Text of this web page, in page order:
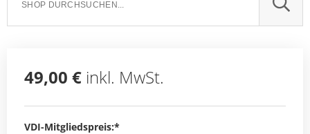
49,00 € inkl. MwSt.
VDI-Mitgliedspreis:*